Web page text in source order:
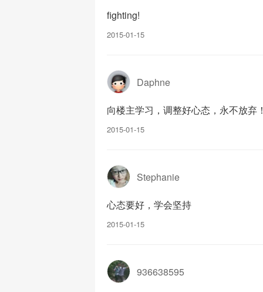
fighting!
2015-01-15
Daphne
向楼主学习，调整好心态，永不放弃！
2015-01-15
Stephanie
心态要好，学会坚持
2015-01-15
936638595